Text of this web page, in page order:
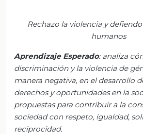
Rechazo la violencia y
humanos
AprendizajeEsperado:analiza
discriminación y la violencia de
manera negativa, en el desarrollo
derechos y oportunidades en la
propuestas para contribuir a la
sociedad con respeto, igualdad,
reciprocidad.